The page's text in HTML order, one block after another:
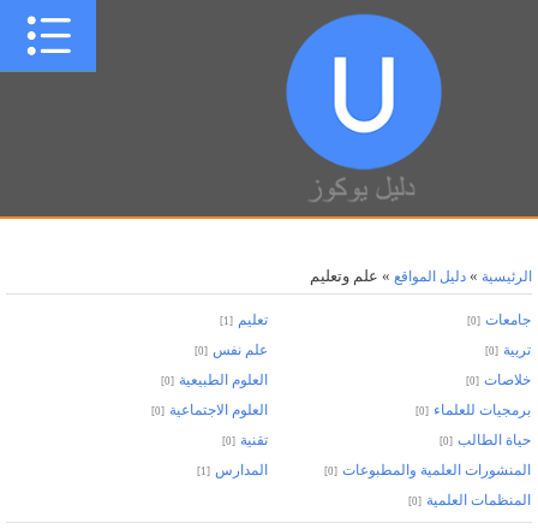
الرئيسية » دليل المواقع » علم وتعليم
جامعات [0] تعليم [1]
تربية [0] علم نفس [0]
خلاصات [0] العلوم الطبيعية [0]
برمجيات للعلماء [0] العلوم الاجتماعية [0]
حياة الطالب [0] تقنية [0]
المنشورات العلمية والمطبوعات [0] المدارس [1]
المنظمات العلمية [0]